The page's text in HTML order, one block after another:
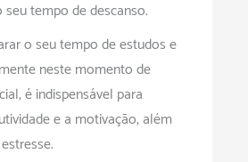
seu tempo de descanso.
o seu tempo de estudos e
neste momento de
é indispensável para
e a motivação, além